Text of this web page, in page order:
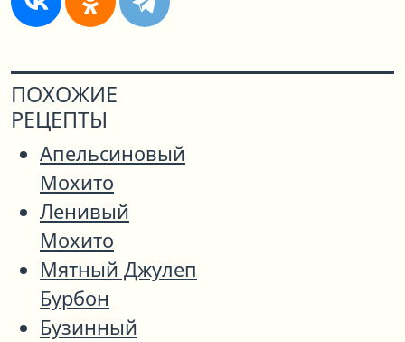
ПОХОЖИЕ
РЕЦЕПТЫ
Апельсиновый
Мохито
Ленивый
Мохито
Мятный Джулеп
Бурбон
Бузинный